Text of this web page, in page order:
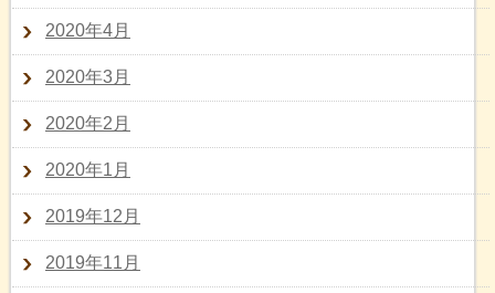
2020年4月
2020年3月
2020年2月
2020年1月
2019年12月
2019年11月